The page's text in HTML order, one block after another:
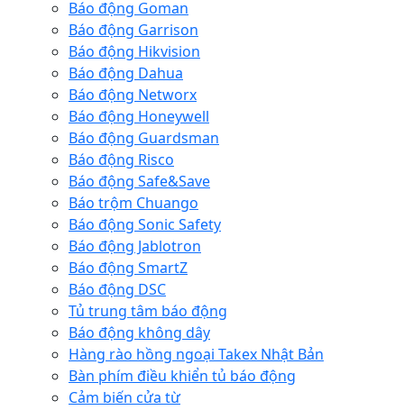
Báo động Goman
Báo động Garrison
Báo động Hikvision
Báo động Dahua
Báo động Networx
Báo động Honeywell
Báo động Guardsman
Báo động Risco
Báo động Safe&Save
Báo trộm Chuango
Báo động Sonic Safety
Báo động Jablotron
Báo động SmartZ
Báo động DSC
Tủ trung tâm báo động
Báo động không dây
Hàng rào hồng ngoại Takex Nhật Bản
Bàn phím điều khiển tủ báo động
Cảm biến cửa từ